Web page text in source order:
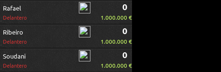
Rafael
Delantero
0
1.000.000 €
Ribeiro
Delantero
0
1.000.000 €
Soudani
Delantero
0
1.000.000 €